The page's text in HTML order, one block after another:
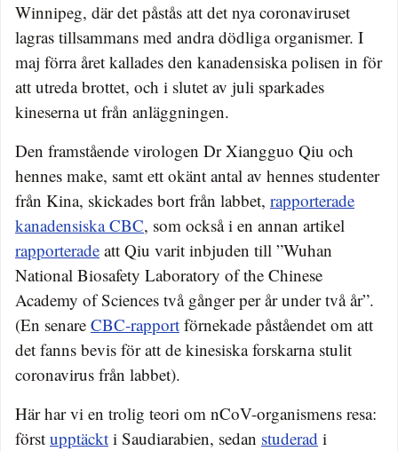
Winnipeg, där det påstås att det nya coronaviruset
lagras tillsammans med andra dödliga organismer. I
maj förra året kallades den kanadensiska polisen in för
att utreda brottet, och i slutet av juli sparkades
kineserna ut från anläggningen.
Den framstående virologen Dr Xiangguo Qiu och
hennes make, samt ett okänt antal av hennes studenter
från Kina, skickades bort från labbet, rapporterade
kanadensiska CBC, som också i en annan artikel
rapporterade att Qiu varit inbjuden till ”Wuhan
National Biosafety Laboratory of the Chinese
Academy of Sciences två gånger per år under två år”.
(En senare CBC-rapport förnekade påståendet om att
det fanns bevis för att de kinesiska forskarna stulit
coronavirus från labbet).
Här har vi en trolig teori om nCoV-organismens resa:
först upptäckt i Saudiarabien, sedan studerad i